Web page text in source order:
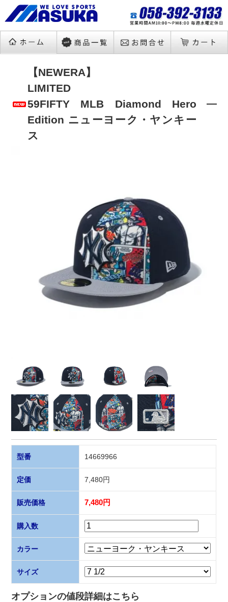
【NEWERA】
LIMITED
59FIFTY MLB Diamond Hero
Edition ニューヨーク・ヤンキー
ス
型番 14669966
定価 7,480円
販売価格 7,480円
購入数
カラー
サイズ
オプションの値段詳細はこちら